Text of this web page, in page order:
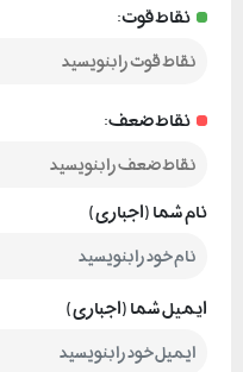
نقاط قوت:
نقاط ضعف:
نام شما (اجباری)
ایمیل شما (اجباری)